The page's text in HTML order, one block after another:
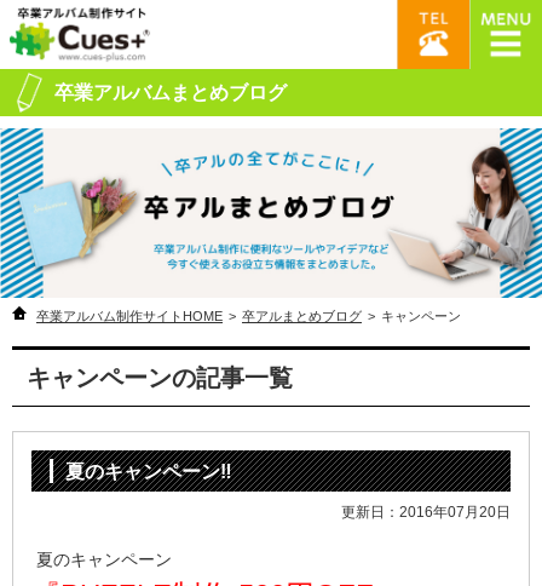
卒業アルバムまとめブログ
卒業アルバム制作サイトHOME > 卒アルまとめブログ > キャンペーン
キャンペーンの記事一覧
夏のキャンペーン‼
更新日：2016年07月20日
夏のキャンペーン